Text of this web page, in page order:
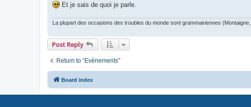
Et je sais de quoi je parle.
La plupart des occasions des troubles du monde sont grammairiennes
Post Reply
Return to “Evènements”
Board index